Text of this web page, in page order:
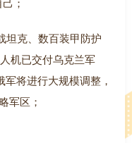
坦克、数百装甲防护
机已交付乌克兰军
将进行大规模调整，
军区；